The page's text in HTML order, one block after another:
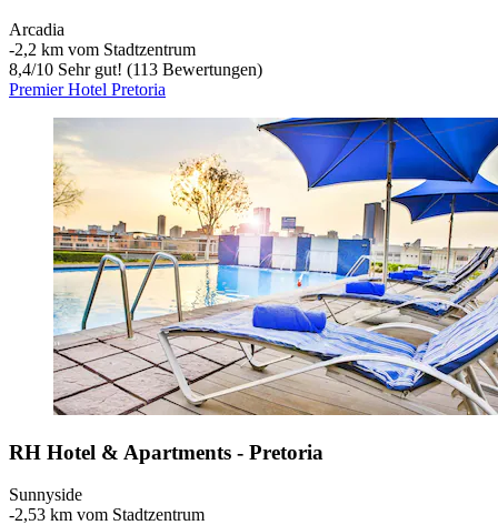
Arcadia
‐2,2 km vom Stadtzentrum
8,4/10 Sehr gut! (113 Bewertungen)
Premier Hotel Pretoria
RH Hotel & Apartments - Pretoria
Sunnyside
‐2,53 km vom Stadtzentrum